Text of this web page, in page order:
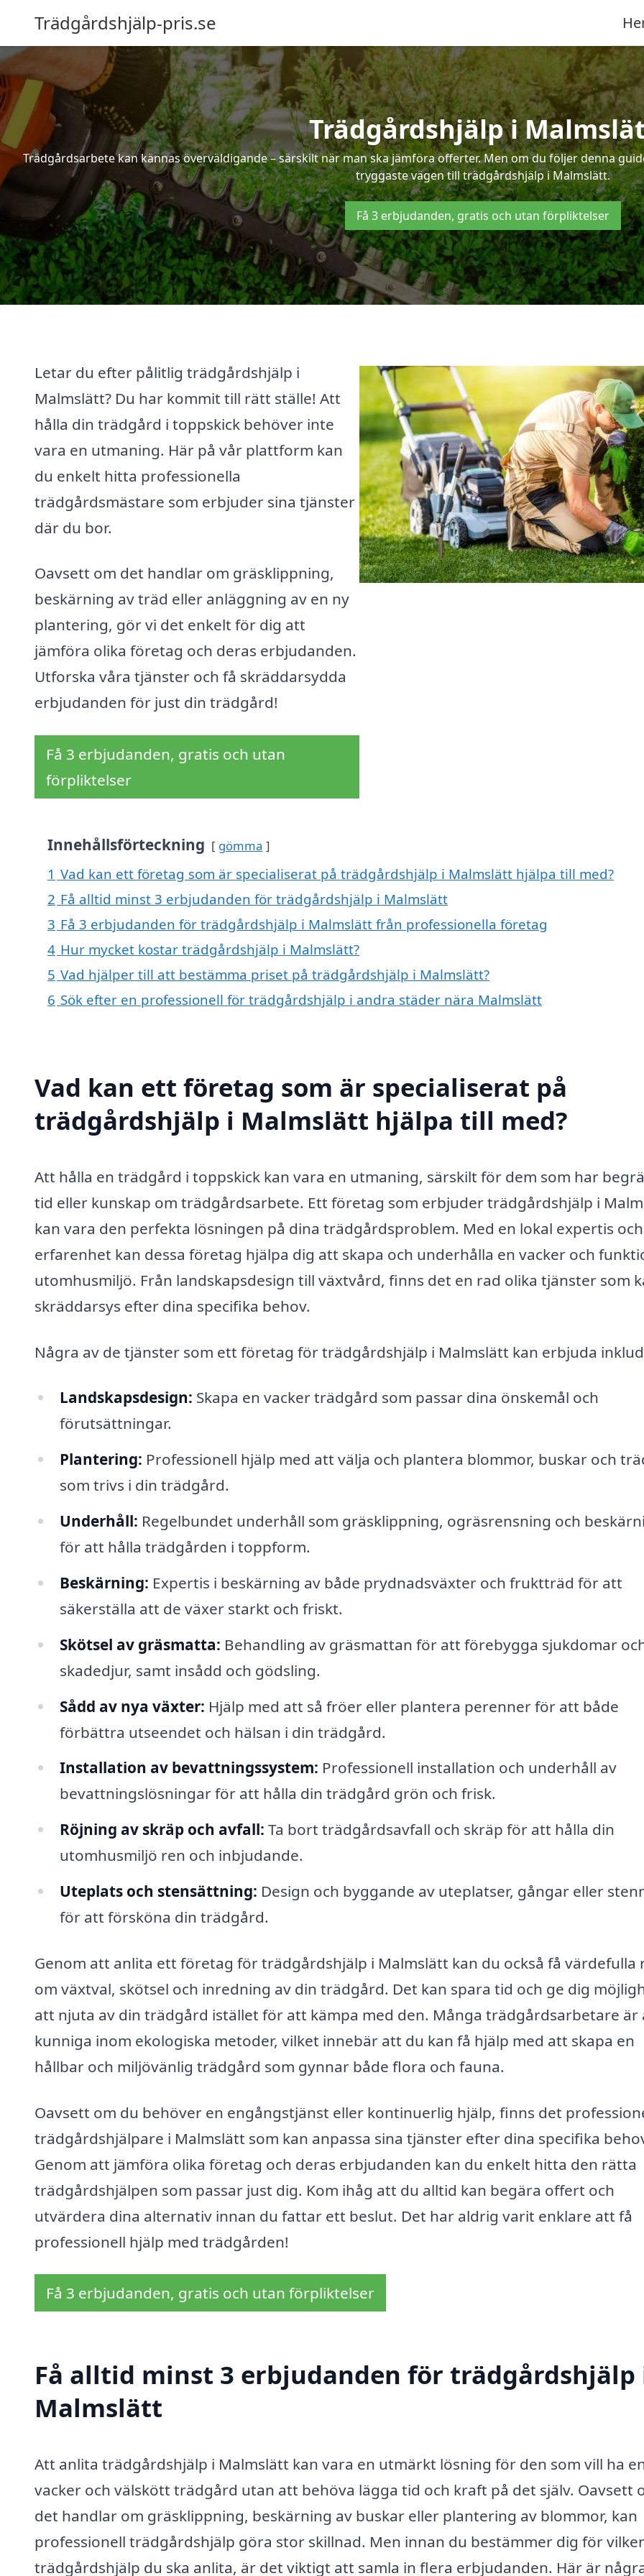
Trädgårdshjälp-pris.se
Trädgårdshjälp i
Trädgårdsarbete kan kännas överväldigande – särskilt när man ska jämföra offerter. Men om du följer denna
tryggaste vägen till trädgårdshjälp i Malmslätt.
Få 3 erbjudanden, gratis och utan förpliktelser
Letar du efter pålitlig trädgårdshjälp i
Malmslätt? Du har kommit till rätt ställe! Att
hålla din trädgård i toppskick behöver inte
vara en utmaning. Här på vår plattform kan
du enkelt hitta professionella
trädgårdsmästare som erbjuder sina tjänster
där du bor.
Oavsett om det handlar om gräsklippning,
beskärning av träd eller anläggning av en ny
plantering, gör vi det enkelt för dig att
jämföra olika företag och deras erbjudanden.
Utforska våra tjänster och få skräddarsydda
erbjudanden för just din trädgård!
Få 3 erbjudanden, gratis och utan
förpliktelser
Innehållsförteckning gömma
1 Vad kan ett företag som är specialiserat på trädgårdshjälp i Malmslätt hjälpa till med?
2 Få alltid minst 3 erbjudanden för trädgårdshjälp i Malmslätt
3 Få 3 erbjudanden för trädgårdshjälp i Malmslätt från professionella företag
4 Hur mycket kostar trädgårdshjälp i Malmslätt?
5 Vad hjälper till att bestämma priset på trädgårdshjälp i Malmslätt?
6 Sök efter en professionell för trädgårdshjälp i andra städer nära Malmslätt
Vad kan ett företag som är specialiserat på
trädgårdshjälp i Malmslätt hjälpa till med?
Att hålla en trädgård i toppskick kan vara en utmaning, särskilt för dem som har
tid eller kunskap om trädgårdsarbete. Ett företag som erbjuder trädgårdshjälp i
kan vara den perfekta lösningen på dina trädgårdsproblem. Med en lokal expertis och
erfarenhet kan dessa företag hjälpa dig att skapa och underhålla en vacker och
utomhusmiljö. Från landskapsdesign till växtvård, finns det en rad olika tjänster som
skräddarsys efter dina specifika behov.
Några av de tjänster som ett företag för trädgårdshjälp i Malmslätt kan erbjuda
Landskapsdesign: Skapa en vacker trädgård som passar dina önskemål och
förutsättningar.
Plantering: Professionell hjälp med att välja och plantera blommor, buskar och
som trivs i din trädgård.
Underhåll: Regelbundet underhåll som gräsklippning, ogräsrensning och
för att hålla trädgården i toppform.
Beskärning: Expertis i beskärning av både prydnadsväxter och fruktträd för att
säkerställa att de växer starkt och friskt.
Skötsel av gräsmatta: Behandling av gräsmattan för att förebygga sjukdomar
skadedjur, samt insådd och gödsling.
Sådd av nya växter: Hjälp med att så fröer eller plantera perenner för att både
förbättra utseendet och hälsan i din trädgård.
Installation av bevattningssystem: Professionell installation och underhåll av
bevattningslösningar för att hålla din trädgård grön och frisk.
Röjning av skräp och avfall: Ta bort trädgårdsavfall och skräp för att hålla din
utomhusmiljö ren och inbjudande.
Uteplats och stensättning: Design och byggande av uteplatser, gångar eller
för att försköna din trädgård.
Genom att anlita ett företag för trädgårdshjälp i Malmslätt kan du också få värdefulla
om växtval, skötsel och inredning av din trädgård. Det kan spara tid och ge dig
att njuta av din trädgård istället för att kämpa med den. Många trädgårdsarbetare är
kunniga inom ekologiska metoder, vilket innebär att du kan få hjälp med att skapa en
hållbar och miljövänlig trädgård som gynnar både flora och fauna.
Oavsett om du behöver en engångstjänst eller kontinuerlig hjälp, finns det
trädgårdshjälpare i Malmslätt som kan anpassa sina tjänster efter dina specifika
Genom att jämföra olika företag och deras erbjudanden kan du enkelt hitta den rätta
trädgårdshjälpen som passar just dig. Kom ihåg att du alltid kan begära offert och
utvärdera dina alternativ innan du fattar ett beslut. Det har aldrig varit enklare att få
professionell hjälp med trädgården!
Få 3 erbjudanden, gratis och utan förpliktelser
Få alltid minst 3 erbjudanden för trädgårdshjälp
Malmslätt
Att anlita trädgårdshjälp i Malmslätt kan vara en utmärkt lösning för den som vill ha
vacker och välskött trädgård utan att behöva lägga tid och kraft på det själv. Oavsett
det handlar om gräsklippning, beskärning av buskar eller plantering av blommor, kan
professionell trädgårdshjälp göra stor skillnad. Men innan du bestämmer dig för
trädgårdshjälp du ska anlita, är det viktigt att samla in flera erbjudanden. Här är